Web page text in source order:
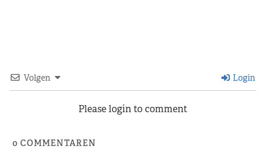
Volgen Login
Please login to comment
0 COMMENTAREN